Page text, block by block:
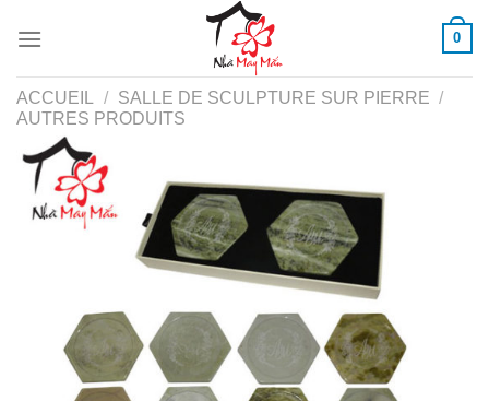
0
ACCUEIL / SALLE DE SCULPTURE SUR PIERRE /
AUTRES PRODUITS